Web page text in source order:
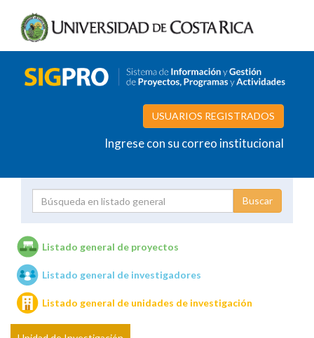
USUARIOS REGISTRADOS
Ingrese con su correo institucional
Unidades de investigación
Listado general de proyectos
Listado general de investigadores
Listado general de unidades de investigación